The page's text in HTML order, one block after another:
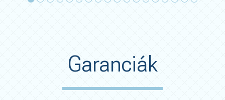
Garanciák